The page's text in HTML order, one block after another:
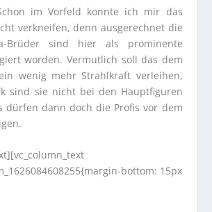
im Vorfeld konnte ich mir das
verkneifen, denn ausgerechnet die
Brüder sind hier als prominente
worden. Vermutlich soll das dem
wenig mehr Strahlkraft verleihen,
sind sie nicht bei den Hauptfiguren
dürfen dann doch die Profis vor dem
bottom: 15px